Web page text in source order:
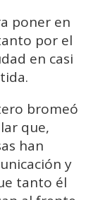
poner en
por el
en casi
bromeó
que,
han
y
tanto él